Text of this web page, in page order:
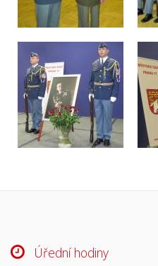
Úřední hodiny